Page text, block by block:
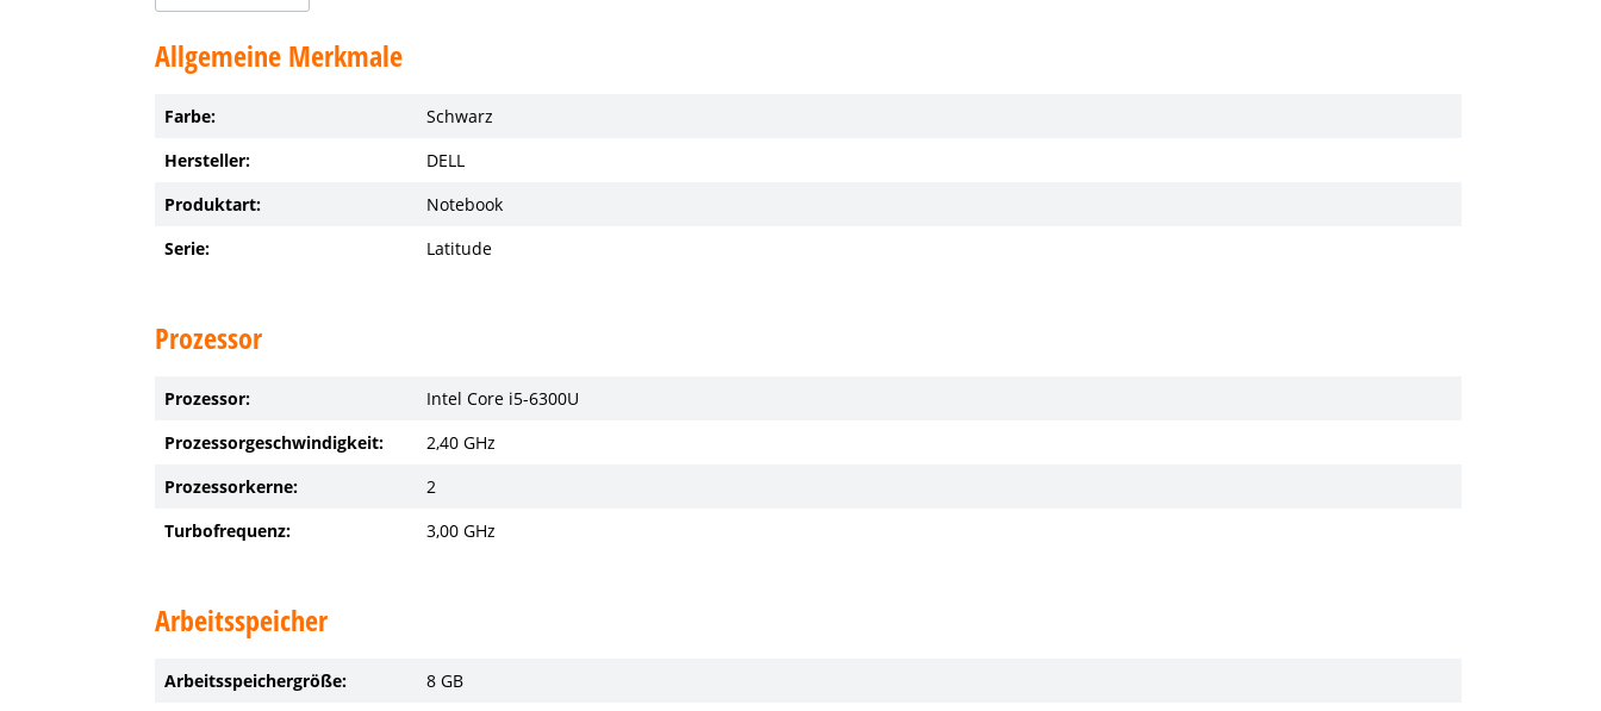
Allgemeine Merkmale
Farbe:
Schwarz
Hersteller:
DELL
Produktart:
Notebook
Serie:
Latitude
Prozessor
Prozessor:
Intel Core i5-6300U
Prozessorgeschwindigkeit:
2,40 GHz
Prozessorkerne:
2
Turbofrequenz:
3,00 GHz
Arbeitsspeicher
Arbeitsspeichergröße:
8 GB